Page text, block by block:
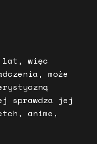
lat, więc
może
sprawdza jej
anime,